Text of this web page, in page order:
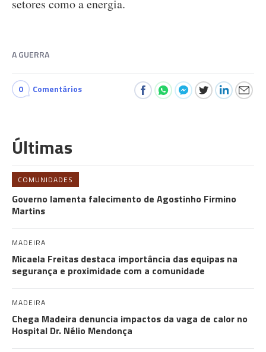
setores como a energia.
A GUERRA
0 Comentários
Últimas
COMUNIDADES
Governo lamenta falecimento de Agostinho Firmino
Martins
MADEIRA
Micaela Freitas destaca importância das equipas na
segurança e proximidade com a comunidade
MADEIRA
Chega Madeira denuncia impactos da vaga de calor no
Hospital Dr. Nélio Mendonça